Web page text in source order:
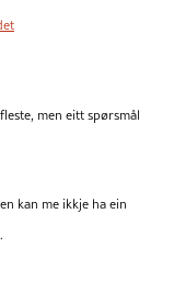
men eitt spørsmål
kan me ikkje ha ein